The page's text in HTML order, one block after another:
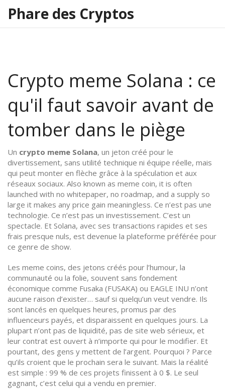
Phare des Cryptos
Crypto meme Solana : ce
qu'il faut savoir avant de
tomber dans le piège
Un crypto meme Solana, un jeton créé pour le
divertissement, sans utilité technique ni équipe réelle, mais
qui peut monter en flèche grâce à la spéculation et aux
réseaux sociaux. Also known as meme coin, it is often
launched with no whitepaper, no roadmap, and a supply so
large it makes any price gain meaningless. Ce n’est pas une
technologie. Ce n’est pas un investissement. C’est un
spectacle. Et Solana, avec ses transactions rapides et ses
frais presque nuls, est devenue la plateforme préférée pour
ce genre de show.
Les meme coins, des jetons créés pour l’humour, la
communauté ou la folie, souvent sans fondement
économique comme Fusaka (FUSAKA) ou EAGLE INU n’ont
aucune raison d’exister… sauf si quelqu’un veut vendre. Ils
sont lancés en quelques heures, promus par des
influenceurs payés, et disparaissent en quelques jours. La
plupart n’ont pas de liquidité, pas de site web sérieux, et
leur contrat est ouvert à n’importe qui pour le modifier. Et
pourtant, des gens y mettent de l’argent. Pourquoi ? Parce
qu’ils croient que le prochain sera le suivant. Mais la réalité
est simple : 99 % de ces projets finissent à 0 $. Le seul
gagnant, c’est celui qui a vendu en premier.